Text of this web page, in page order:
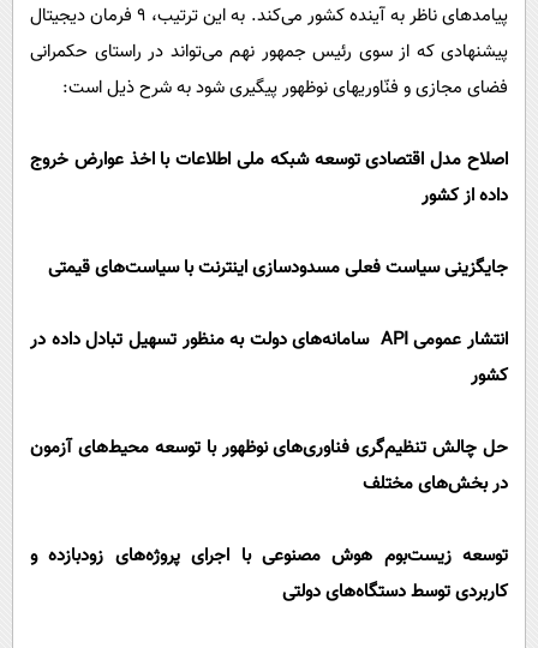
پیامدهای ناظر به آینده کشور می­‌کند. به این ترتیب، ۹ فرمان دیجیتال
پیشنهادی که از سوی رئیس­ جمهور نهم می­‌تواند در راستای حکمرانی
فضای مجازی و فنّاوری­های نوظهور پیگیری شود به شرح ذیل است:
اصلاح مدل اقتصادی توسعه شبکه ملی اطلاعات با اخذ عوارض خروج
داده از کشور
جایگزینی سیاست فعلی مسدودسازی اینترنت با سیاست‌های قیمتی
انتشار عمومی API سامانه‌های دولت به منظور تسهیل تبادل داده در
کشور
حل چالش تنظیم‌گری فناوری‌های نوظهور با توسعه محیط‌های آزمون
در بخش‌های مختلف
توسعه زیست‌بوم هوش مصنوعی با اجرای پروژه‌های زودبازده و
کاربردی توسط دستگاه‌های دولتی